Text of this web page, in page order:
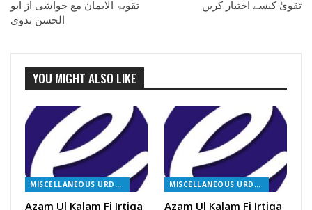
تقویۃ الایمان مع حواشی از ابو
الحسن ندوی
تقویٰ کیسے اختیار کریں
YOU MIGHT ALSO LIKE
MISCELLANEOUS URDU BOOKS
Azam Ul Kalam Fi Irtiqa
MISCELLANEOUS URDU BOOKS
Azam Ul Kalam Fi Irtiqa